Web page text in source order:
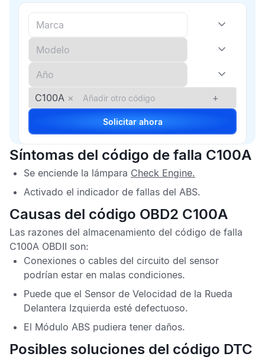
C100A × +
Solicitar ahora
Síntomas del código de falla C100A
Se enciende la lámpara Check Engine.
Activado el indicador de fallas del ABS.
Causas del código OBD2 C100A
Las razones del almacenamiento del código de falla
C100A OBDII son:
Conexiones o cables del circuito del sensor
podrían estar en malas condiciones.
Puede que el Sensor de Velocidad de la Rueda
Delantera Izquierda esté defectuoso.
El Módulo ABS pudiera tener daños.
Posibles soluciones del código DTC